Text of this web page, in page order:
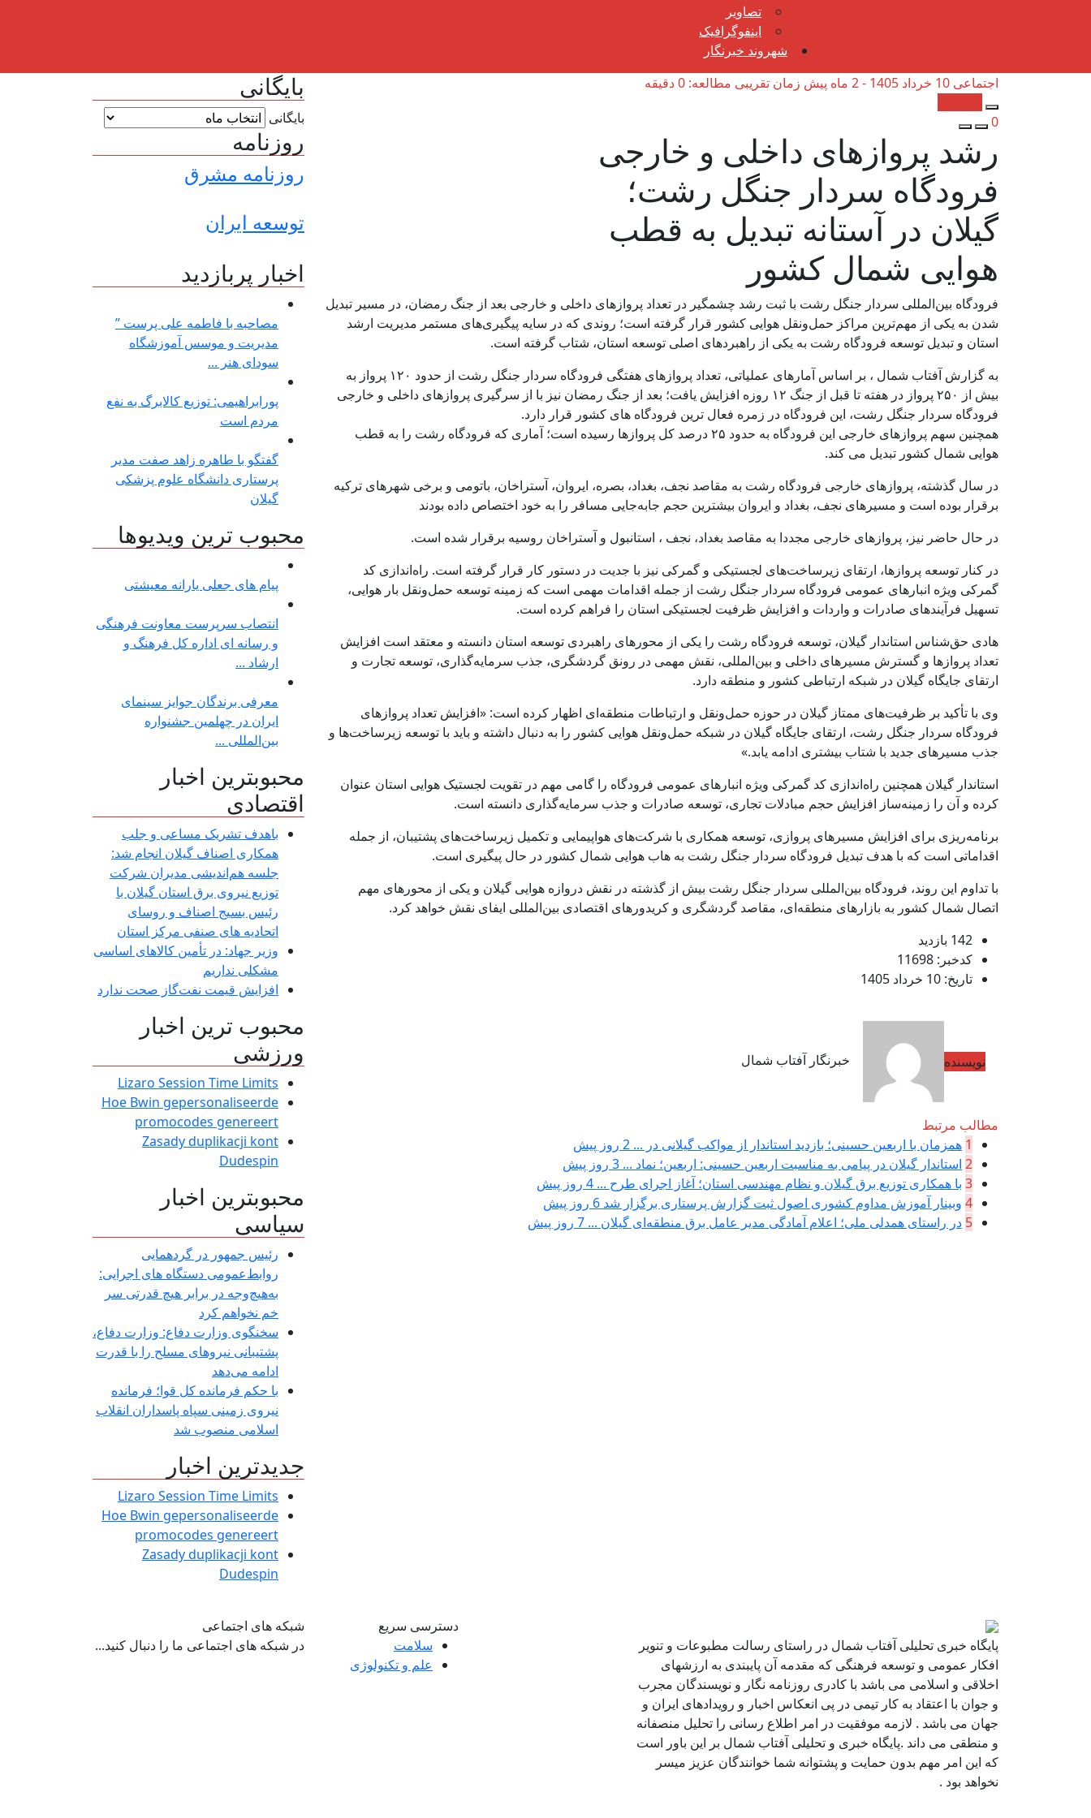
تصاویر
اینفوگرافیک
شهروند خبرنگار
اجتماعی 10 خرداد 1405 - 2 ماه پیش
زمان تقریبی مطالعه: 0 دقیقه
0
رشد پروازهای داخلی و خارجی
فرودگاه سردار جنگل رشت؛
گیلان در آستانه تبدیل به قطب
هوایی شمال کشور
فرودگاه بین‌المللی سردار جنگل رشت با ثبت رشد چشمگیر در تعداد پروازهای داخلی و خارجی بعد از جنگ رمضان، در مسیر تبدیل
شدن به یکی از مهم‌ترین مراکز حمل‌ونقل هوایی کشور قرار گرفته است؛ روندی که در سایه پیگیری‌های مستمر مدیریت ارشد
استان و تبدیل توسعه فرودگاه رشت به یکی از راهبردهای اصلی توسعه استان، شتاب گرفته است.
به گزارش آفتاب شمال ، بر اساس آمارهای عملیاتی، تعداد پروازهای هفتگی فرودگاه سردار جنگل رشت از حدود ۱۲۰ پرواز به
بیش از ۲۵۰ پرواز در هفته تا قبل از جنگ‌ ۱۲ روزه افزایش یافت؛ بعد از جنگ رمضان نیز با از سرگیری پروازهای داخلی و خارجی
فرودگاه سردار جنگل رشت، این فرودگاه در زمره فعال ترین فرودگاه های کشور قرار دارد.
همچنین سهم پروازهای خارجی این فرودگاه به حدود ۲۵ درصد کل پروازها رسیده است؛ آماری که فرودگاه رشت را به قطب
هوایی شمال کشور تبدیل می کند.
در سال گذشته، پروازهای خارجی فرودگاه رشت به مقاصد نجف، بغداد، بصره، ایروان، آستراخان، باتومی و برخی شهرهای ترکیه
برقرار بوده است و مسیرهای نجف، بغداد و ایروان بیشترین حجم جابه‌جایی مسافر را به خود اختصاص داده‌ بودند
در حال حاضر نیز، پروازهای خارجی مجددا به مقاصد بغداد، نجف ، استانبول و آستراخان روسیه برقرار شده است.
در کنار توسعه پروازها، ارتقای زیرساخت‌های لجستیکی و گمرکی نیز با جدیت در دستور کار قرار گرفته است. راه‌اندازی کد
گمرکی ویژه انبارهای عمومی فرودگاه سردار جنگل رشت از جمله اقدامات مهمی است که زمینه توسعه حمل‌ونقل بار هوایی،
تسهیل فرآیندهای صادرات و واردات و افزایش ظرفیت لجستیکی استان را فراهم کرده است.
هادی حق‌شناس استاندار گیلان، توسعه فرودگاه رشت را یکی از محورهای راهبردی توسعه استان دانسته و معتقد است افزایش
تعداد پروازها و گسترش مسیرهای داخلی و بین‌المللی، نقش مهمی در رونق گردشگری، جذب سرمایه‌گذاری، توسعه تجارت و
ارتقای جایگاه گیلان در شبکه ارتباطی کشور و منطقه دارد.
وی با تأکید بر ظرفیت‌های ممتاز گیلان در حوزه حمل‌ونقل و ارتباطات منطقه‌ای اظهار کرده است: «افزایش تعداد پروازهای
فرودگاه سردار جنگل رشت، ارتقای جایگاه گیلان در شبکه حمل‌ونقل هوایی کشور را به دنبال داشته و باید با توسعه زیرساخت‌ها و
جذب مسیرهای جدید با شتاب بیشتری ادامه یابد.»
استاندار گیلان همچنین راه‌اندازی کد گمرکی ویژه انبارهای عمومی فرودگاه را گامی مهم در تقویت لجستیک هوایی استان عنوان
کرده و آن را زمینه‌ساز افزایش حجم مبادلات تجاری، توسعه صادرات و جذب سرمایه‌گذاری دانسته است.
برنامه‌ریزی برای افزایش مسیرهای پروازی، توسعه همکاری با شرکت‌های هواپیمایی و تکمیل زیرساخت‌های پشتیبان، از جمله
اقداماتی است که با هدف تبدیل فرودگاه سردار جنگل رشت به هاب هوایی شمال کشور در حال پیگیری است.
با تداوم این روند، فرودگاه بین‌المللی سردار جنگل رشت بیش از گذشته در نقش دروازه هوایی گیلان و یکی از محورهای مهم
اتصال شمال کشور به بازارهای منطقه‌ای، مقاصد گردشگری و کریدورهای اقتصادی بین‌المللی ایفای نقش خواهد کرد.
142 بازدید
کدخبر: 11698
تاریخ: 10 خرداد 1405
نویسنده خبرنگار آفتاب شمال
مطالب مرتبط
1 همزمان با اربعین حسینی؛ بازدید استاندار از مواکب گیلانی در ... 2 روز پیش
2 استاندار گیلان در پیامی به مناسبت اربعین حسینی: اربعین؛ نماد ... 3 روز پیش
3 با همکاری توزیع برق گیلان و نظام مهندسی استان؛ آغاز اجرای طرح ... 4 روز پیش
4 وبینار آموزش مداوم کشوری اصول ثبت گزارش پرستاری برگزار شد 6 روز پیش
5 در راستای همدلی ملی؛ اعلام آمادگی مدیر عامل برق منطقه‌ای گیلان ... 7 روز پیش
بایگانی
بایگانی
روزنامه
روزنامه مشرق
توسعه ایران
اخبار پربازدید
مصاحبه با فاطمه علی پرست ”
مدیریت و موسس آموزشگاه
سودای هنر ...
پورابراهیمی: توزیع کالابرگ به نفع
مردم است
گفتگو با طاهره زاهد صفت مدیر
پرستاری دانشگاه علوم پزشکی
گیلان
محبوب ترین ویدیوها
پیام های جعلی یارانه معیشتی
انتصاب سرپرست معاونت فرهنگی
و رسانه ای اداره کل فرهنگ و
ارشاد ...
معرفی برندگان جوایز سینمای
ایران در چهلمین جشنواره
بین‌المللی ...
محبوبترین اخبار
اقتصادی
باهدف تشریک مساعی و جلب
همکاری اصناف گیلان انجام شد:
جلسه هم‌اندیشی مدیران شركت
توزیع نیروی برق استان گیلان با
رئیس بسیج اصناف و روسای
اتحادیه های صنفی مركز استان
وزیر جهاد: در تأمین کالاهای اساسی
مشکلی نداریم
افزایش قیمت نفت‌گاز صحت ندارد
محبوب ترین اخبار
ورزشی
Lizaro Session Time Limits
Hoe Bwin gepersonaliseerde
promocodes genereert
Zasady duplikacji kont
Dudespin
محبوبترین اخبار
سیاسی
رئیس جمهور در گردهمایی
روابط‌عمومی دستگاه های اجرایی:
به‌هیچ‌وجه در برابر هیچ قدرتی سر
خم نخواهم کرد
سخنگوی وزارت دفاع: وزارت دفاع،
پشتیبانی نیرو‌های مسلح را با قدرت
ادامه می‌دهد
با حکم فرمانده کل قوا؛ فرمانده
نیروی زمینی سپاه پاسداران انقلاب
اسلامی منصوب شد
جدیدترین اخبار
Lizaro Session Time Limits
Hoe Bwin gepersonaliseerde
promocodes genereert
Zasady duplikacji kont
Dudespin
پایگاه خبری تحلیلی آفتاب شمال در راستای رسالت مطبوعات و تنویر
افکار عمومی و توسعه فرهنگی که مقدمه آن پایبندی به ارزشهای
اخلاقی و اسلامی می باشد با کادری روزنامه نگار و نویسندگان مجرب
و جوان با اعتقاد به کار تیمی در پی انعکاس اخبار و رویدادهای ایران و
جهان می باشد . لازمه موفقیت در امر اطلاع رسانی را تحلیل منصفانه
و منطقی می داند .پایگاه خبری و تحلیلی آفتاب شمال بر این باور است
که این امر مهم بدون حمایت و پشتوانه شما خوانندگان عزیز میسر
نخواهد بود .
دسترسی سریع
سلامت
علم و تکنولوژی
شبکه های اجتماعی
در شبکه های اجتماعی ما را دنبال کنید...